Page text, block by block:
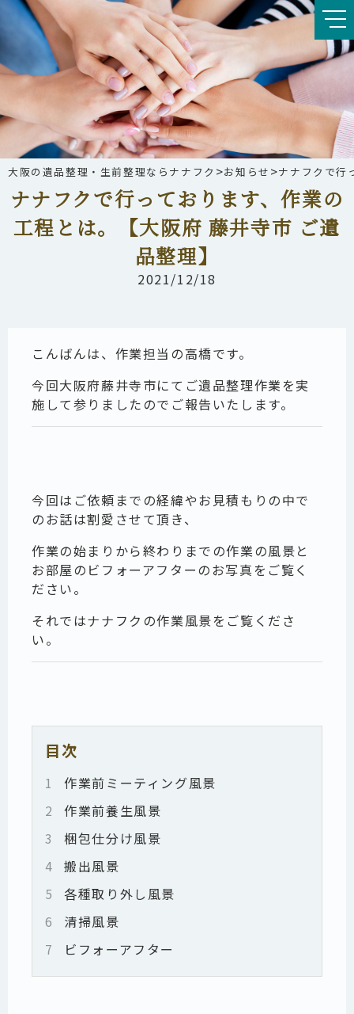
大阪の遺品整理・生前整理ならナナフク >お知らせ >ナナフクで行
ナナフクで行っております、作業の
工程とは。【大阪府 藤井寺市 ご遺
品整理】
2021/12/18
こんばんは、作業担当の高橋です。
今回大阪府藤井寺市にてご遺品整理作業を実
施して参りましたのでご報告いたします。
今回はご依頼までの経緯やお見積もりの中で
のお話は割愛させて頂き、
作業の始まりから終わりまでの作業の風景と
お部屋のビフォーアフターのお写真をご覧く
ださい。
それではナナフクの作業風景をご覧くださ
い。
目次
1
作業前ミーティング風景
2
作業前養生風景
3
梱包仕分け風景
4
搬出風景
5
各種取り外し風景
6
清掃風景
7
ビフォーアフター